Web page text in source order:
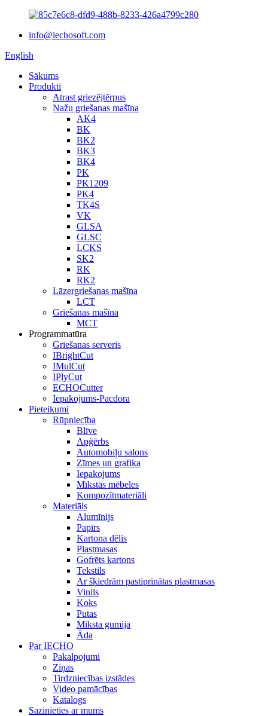
info@iechosoft.com
English
Sākums
Produkti
Atrast griezējtērpus
Nažu griešanas mašīna
AK4
BK
BK2
BK3
BK4
PK
PK1209
PK4
TK4S
VK
GLSA
GLSC
LCKS
SK2
RK
RK2
Lāzergriešanas mašīna
LCT
Griešanas mašīna
MCT
Programmatūra
Griešanas serveris
IBrightCut
IMulCut
IPlyCut
ECHOCutter
Iepakojums-Pacdora
Pieteikumi
Rūpniecība
Blīve
Apģērbs
Automobiļu salons
Zīmes un grafika
Iepakojums
Mīkstās mēbeles
Kompozītmateriāli
Materiāls
Alumīnijs
Papīrs
Kartona dēlis
Plastmasas
Gofrēts kartons
Tekstils
Ar šķiedrām pastiprinātas plastmasas
Vinils
Koks
Putas
Mīksta gumija
Āda
Par IECHO
Pakalpojumi
Ziņas
Tirdzniecības izstādes
Video pamācības
Katalogs
Sazinieties ar mums